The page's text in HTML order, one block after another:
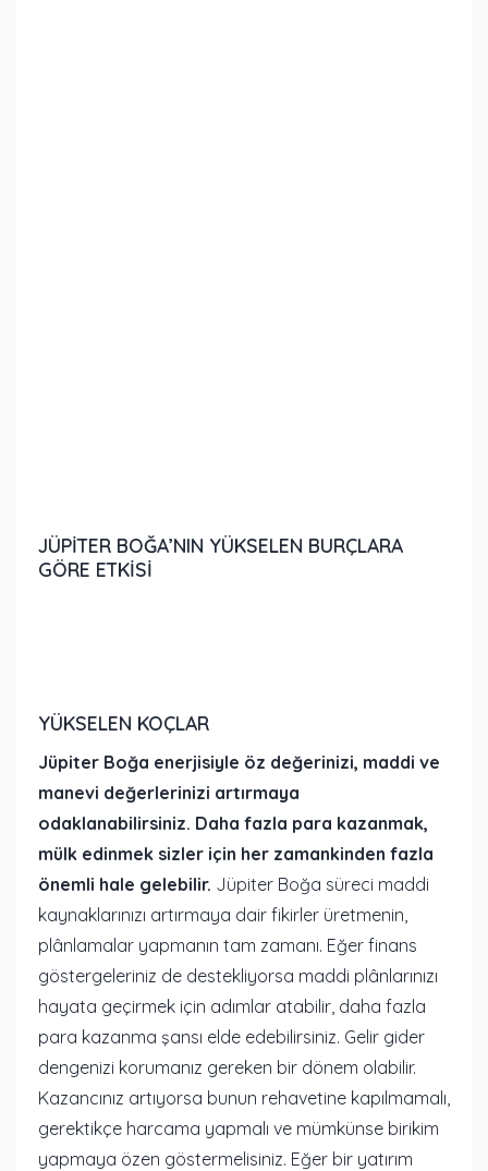
JÜPİTER BOĞA’NIN YÜKSELEN BURÇLARA
GÖRE ETKİSİ
YÜKSELEN KOÇLAR
Jüpiter Boğa enerjisiyle öz değerinizi, maddi ve
manevi değerlerinizi artırmaya
odaklanabilirsiniz. Daha fazla para kazanmak,
mülk edinmek sizler için her zamankinden fazla
önemli hale gelebilir. Jüpiter Boğa süreci maddi
kaynaklarınızı artırmaya dair fikirler üretmenin,
plânlamalar yapmanın tam zamanı. Eğer finans
göstergeleriniz de destekliyorsa maddi plânlarınızı
hayata geçirmek için adımlar atabilir, daha fazla
para kazanma şansı elde edebilirsiniz. Gelir gider
dengenizi korumanız gereken bir dönem olabilir.
Kazancınız artıyorsa bunun rehavetine kapılmamalı,
gerektikçe harcama yapmalı ve mümkünse birikim
yapmaya özen göstermelisiniz. Eğer bir yatırım